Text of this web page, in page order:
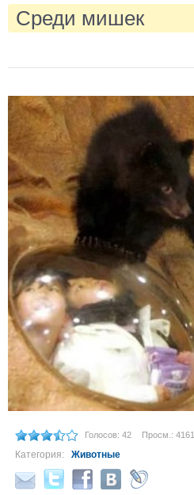
Среди мишек
Голосов: 42 Просм.: 4161
Категория: Животные